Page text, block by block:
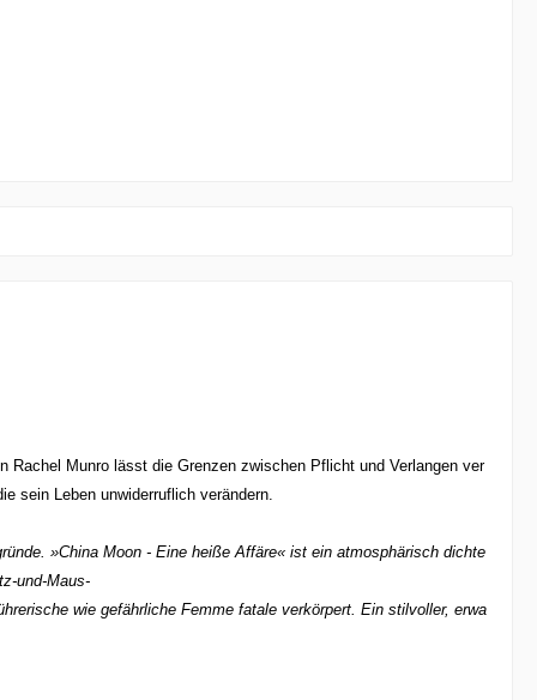
Munro lässt die Grenzen zwischen Pflicht und Verlangen ver
sein Leben unwiderruflich verändern.
»China Moon - Eine heiße Affäre« ist ein atmosphärisch dichte
und-Maus-
wie gefährliche Femme fatale verkörpert. Ein stilvoller, erwa